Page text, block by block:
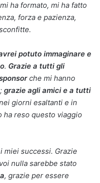
ha formato, mi ha fatto
forza e pazienza,
potuto immaginare e
. Grazie a tutti gli
che mi hanno
grazie agli amici e a tutti
giorni esaltanti e in
reso questo viaggio
miei successi. Grazie
nulla sarebbe stato
, grazie per essere